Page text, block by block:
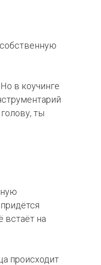
в коучинге
ты
встаёт на
происходит